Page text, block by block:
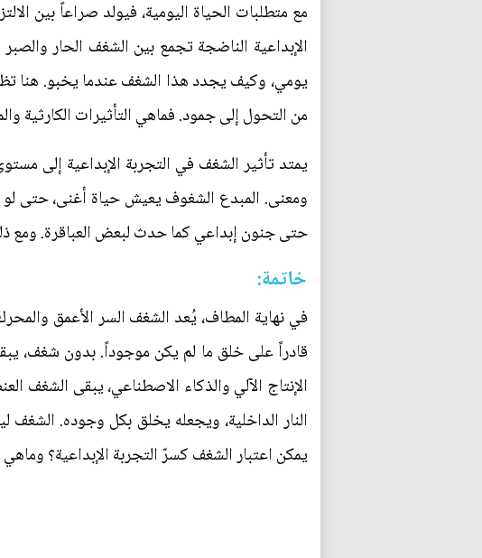
مع متطلبات الحياة اليومية، فيولد صراعاً بين
الإبداعية الناضجة تجمع بين الشغف الحار
يومي، وكيف يجدد هذا الشغف عندما يخبو. هنا
من التحول إلى جمود. فماهي التأثيرات الكارثية
يمتد تأثير الشغف في التجربة الإبداعية إلى
ومعنى. المبدع الشغوف يعيش حياة أغنى، حتى لو
حتى جنون إبداعي كما حدث لبعض العباقرة. ومع
خاتمة:
في نهاية المطاف، يُعد الشغف السر الأعمق
قادراً على خلق ما لم يكن موجوداً. بدون شغف،
الإنتاج الآلي والذكاء الاصطناعي، يبقى الشغف
النار الداخلية، ويجعله يخلق بكل وجوده.
يمكن اعتبار الشغف كسرّ التجربة الإبداعية؟